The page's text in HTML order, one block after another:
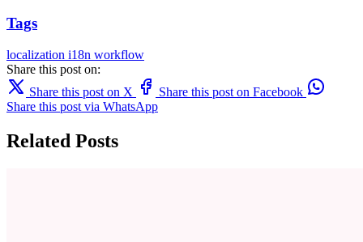
Tags
localization i18n workflow
Share this post on:
Share this post on X
Share this post on Facebook
Share this post via WhatsApp
Related Posts